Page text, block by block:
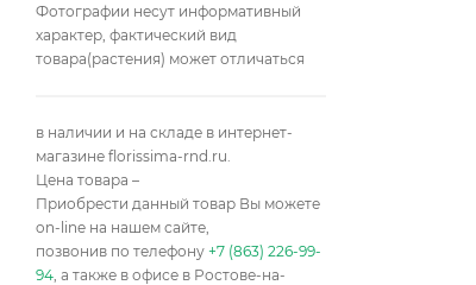
mugo Columnaris
Dolce Dorme
Candlelight
Алиса Веркаде
Ватерери Richard
Фотографии несут информативный
характер, фактический вид
товара(растения) может отличаться
в наличии и на складе в интернет-
магазине florissima-rnd.ru.
Цена товара –
Приобрести данный товар Вы можете
on-line на нашем сайте,
позвонив по телефону +7 (863) 226-99-
94 , а также в офисе в Ростове-на-